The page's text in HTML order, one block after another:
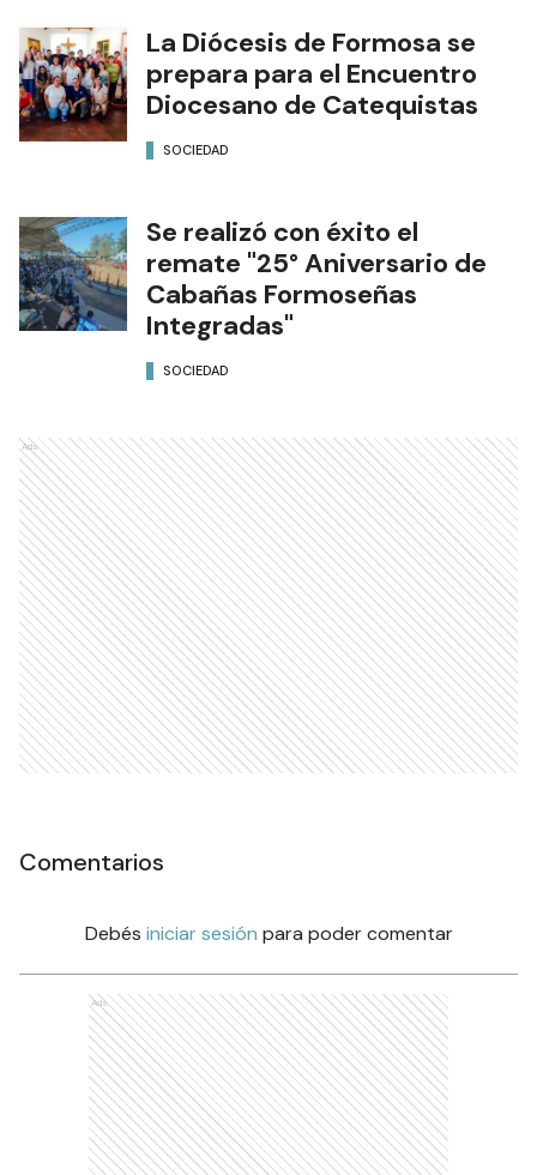
SOCIEDAD
La Diócesis de Formosa se
prepara para el Encuentro
SOCIEDAD
Se realizó con éxito el
remate "25° Aniversario de
Cabañas Formoseñas
SOCIEDAD
Ads
Debésiniciar sesiónpara poder comentar
Ads